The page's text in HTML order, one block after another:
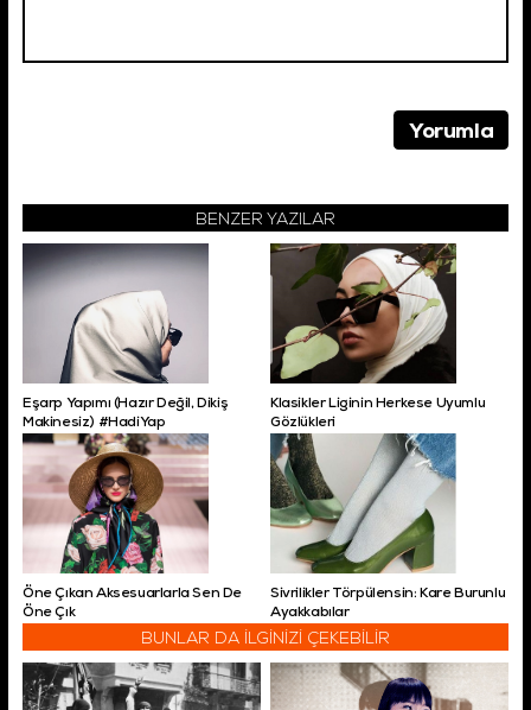
BENZER YAZILAR
Eşarp Yapımı (Hazır Değil, Dikiş
Makinesiz) #HadiYap
Klasikler Liginin Herkese Uyumlu
Gözlükleri
Öne Çıkan Aksesuarlarla Sen De
Öne Çık
Sivrilikler Törpülensin: Kare Burunlu
Ayakkabılar
BUNLAR DA İLGİNİZİ ÇEKEBİLİR